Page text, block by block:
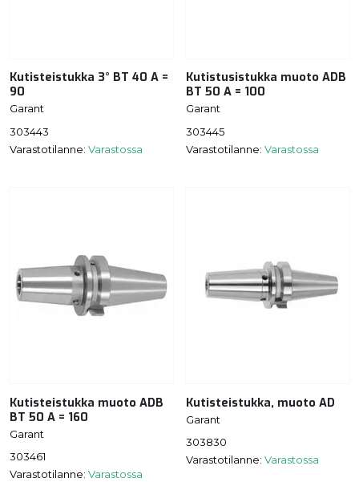
Kutisteistukka 3° BT 40 A =
90
Garant
303443
Varastotilanne: Varastossa
Kutistusistukka muoto ADB
BT 50 A = 100
Garant
303445
Varastotilanne: Varastossa
Kutisteistukka muoto ADB
BT 50 A = 160
Garant
303461
Varastotilanne: Varastossa
Kutisteistukka, muoto AD
Garant
303830
Varastotilanne: Varastossa